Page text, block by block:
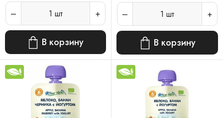
1 шт
В корзину
1 шт
В корзину